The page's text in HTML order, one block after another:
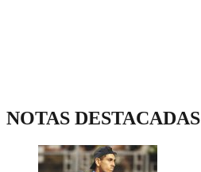
NOTAS DESTACADAS